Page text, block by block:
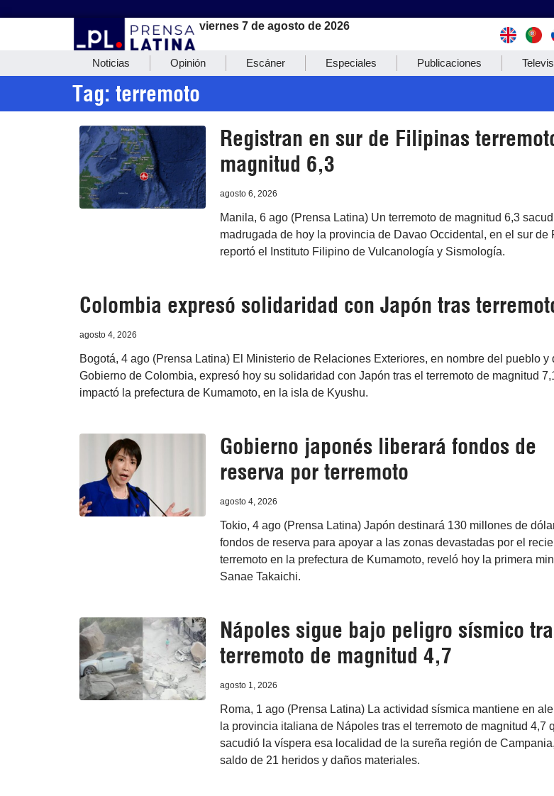
viernes 7 de agosto de 2026
Noticias Opinión Escáner Especiales Publicaciones
Tag: terremoto
Registran en sur de Filipinas
magnitud 6,3
agosto 6, 2026
Manila, 6 ago (Prensa Latina) Un terremoto de magnitud 6,3
madrugada de hoy la provincia de Davao Occidental, en el sur de
reportó el Instituto Filipino de Vulcanología y Sismología.
Colombia expresó solidaridad con Japón tras
agosto 4, 2026
Bogotá, 4 ago (Prensa Latina) El Ministerio de Relaciones Exteriores, en nombre del pueblo y
Gobierno de Colombia, expresó hoy su solidaridad con Japón tras el terremoto de magnitud
impactó la prefectura de Kumamoto, en la isla de Kyushu.
Gobierno japonés liberará fondos de
reserva por terremoto
agosto 4, 2026
Tokio, 4 ago (Prensa Latina) Japón destinará 130 millones de
fondos de reserva para apoyar a las zonas devastadas por el
terremoto en la prefectura de Kumamoto, reveló hoy la primera
Sanae Takaichi.
Nápoles sigue bajo peligro sísmico
terremoto de magnitud 4,7
agosto 1, 2026
Roma, 1 ago (Prensa Latina) La actividad sísmica mantiene en
la provincia italiana de Nápoles tras el terremoto de magnitud 4,7
sacudió la víspera esa localidad de la sureña región de
saldo de 21 heridos y daños materiales.